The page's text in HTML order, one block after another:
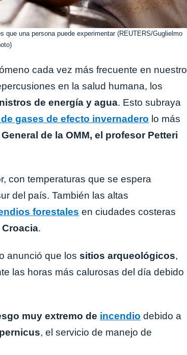
una persona puede experimentar (REUTERS/Guglielmo
cada vez más frecuente en nuestro
en la salud humana, los
de energía y agua. Esto subraya
gases de efecto invernadero lo más
de la OMM, el profesor Petteri
con temperaturas que se espera
del país. También las altas
forestales en ciudades costeras
Croacia.
anunció que los sitios arqueológicos,
las horas más calurosas del día debido
muy extremo de incendio debido a
, el servicio de manejo de